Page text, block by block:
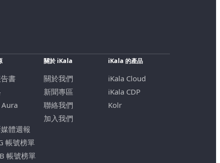
書
體週報
帳號榜單
帳號榜單
關於 iKala
關於我們
新聞專區
聯絡我們
加入我們
iKala 的產品
iKala Cloud
iKala CDP
Kolr